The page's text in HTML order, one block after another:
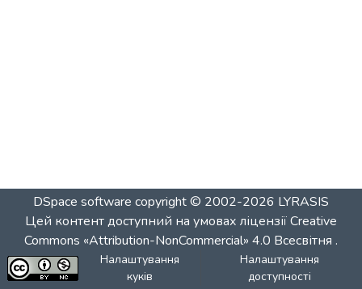
DSpace software copyright © 2002-2026 LYRASIS
Цей контент доступний на умовах ліцензіїCreative
Commons «Attribution-NonCommercial» 4.0 Всесвітня .
Налаштування
куків
Налаштування
доступності